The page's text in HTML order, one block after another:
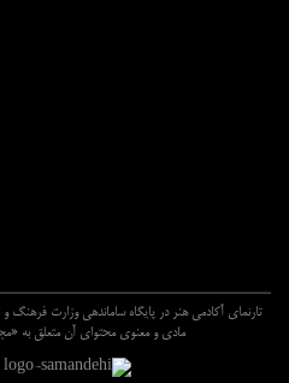
تارنماي آکادمي هنر در پايگاه ساماندهي وزارت فرهنگ
مادي و معنوي محتواي آن متعلق به